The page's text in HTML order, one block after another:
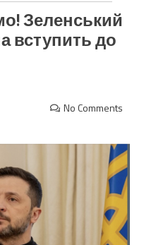
Зеленський
вступить до
No Comments